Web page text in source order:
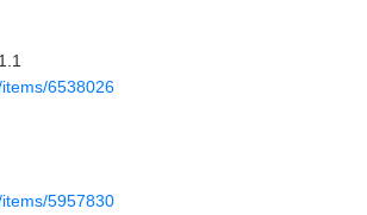
6538026
5957830